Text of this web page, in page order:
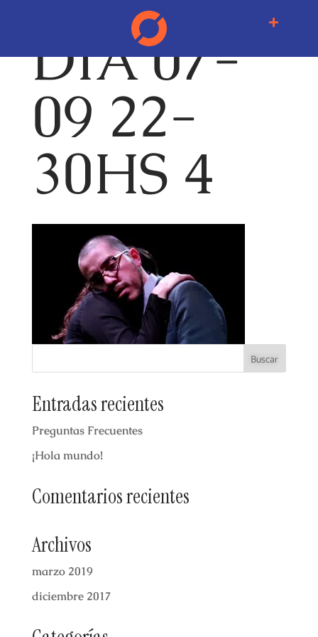
DIA 07-
09 22-
30HS 4
Entradas recientes
Preguntas Frecuentes
¡Hola mundo!
Comentarios recientes
Archivos
marzo 2019
diciembre 2017